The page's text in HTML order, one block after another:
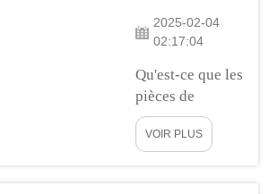
comprend
comme les bras
de suspension,
qui sont très
importantes...
2025-02-04
02:17:04
Qu'est-ce que les
pièces de
suspension ? Les
pièces de
VOIR PLUS